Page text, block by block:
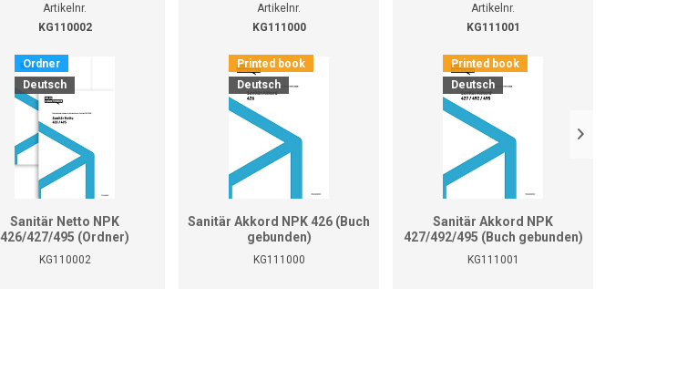
Artikelnr.
KG110002
Ordner
Deutsch
Sanitär Netto NPK
426/427/495 (Ordner)
KG110002
Artikelnr.
KG111000
Printed book
Deutsch
Sanitär Akkord NPK 426 (Buch
gebunden)
KG111000
Artikelnr.
KG111001
Printed book
Deutsch
Sanitär Akkord NPK
427/492/495 (Buch gebunden)
KG111001